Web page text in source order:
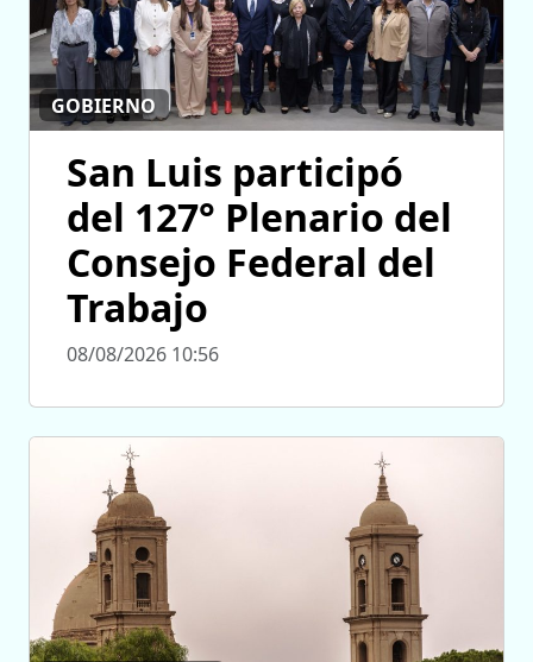
GOBIERNO
San Luis participó
del 127° Plenario del
Consejo Federal del
Trabajo
08/08/2026 10:56